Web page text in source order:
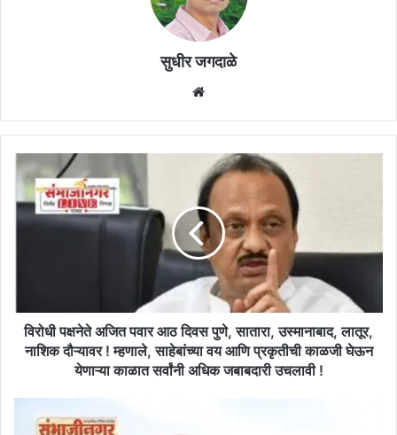
सुधीर जगदाळे
विरोधी
पक्षनेते
अजित
पवार
उस्मानाबाद,
लातूर,
नाशिक
साहेबांच्या
विरोधी पक्षनेते अजित पवार आठ दिवस पुणे, सातारा, उस्मानाबाद, लातूर,
नाशिक दौऱ्यावर ! म्हणाले, साहेबांच्या वय आणि प्रकृतीची काळजी घेऊन
येणाऱ्या काळात सर्वांनी अधिक जबाबदारी उचलावी !